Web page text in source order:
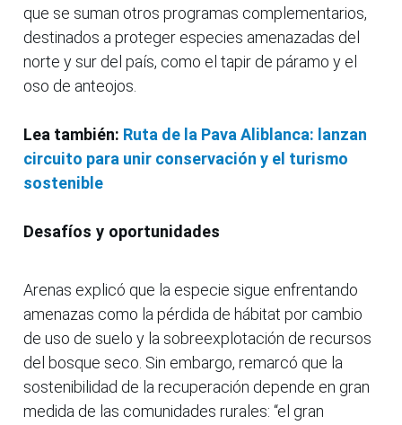
que se suman otros programas complementarios,
destinados a proteger especies amenazadas del
norte y sur del país, como el tapir de páramo y el
oso de anteojos.
Lea también: Ruta de la Pava Aliblanca: lanzan
circuito para unir conservación y el turismo
sostenible
Desafíos y oportunidades
Arenas explicó que la especie sigue enfrentando
amenazas como la pérdida de hábitat por cambio
de uso de suelo y la sobreexplotación de recursos
del bosque seco. Sin embargo, remarcó que la
sostenibilidad de la recuperación depende en gran
medida de las comunidades rurales: “el gran